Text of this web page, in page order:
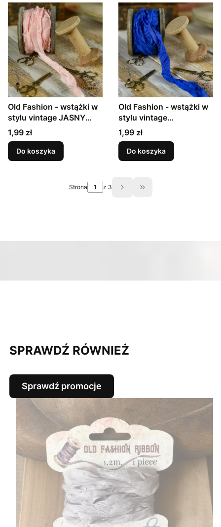
Old Fashion - wstążki w
stylu vintage JASNY
PUDROWY RÓŻ
Cena
1,99 zł
Do koszyka
Old Fashion - wstążki w
stylu vintage
ATRAMENTOWY
NIEBIESKI
Cena
1,99 zł
Do koszyka
Strona z 3 Przejdź do ostatniej
SPRAWDŹ RÓWNIEŻ
Sprawdź promocje